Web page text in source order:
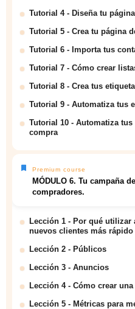
Tutorial 4 - Diseña tu
Tutorial 5 - Crea tu página
Tutorial 6 - Importa tus
Tutorial 7 - Cómo crear
Tutorial 8 - Crea tus
Tutorial 9 - Automatiza tus
Tutorial 10 - Automatiza
compra
Premium course
MÓDULO 6. Tu campaña
compradores.
Lección 1 - Por qué utilizar
nuevos clientes más rápido
Lección 2 - Públicos
Lección 3 - Anuncios
Lección 4 - Cómo crear
Lección 5 - Métricas para